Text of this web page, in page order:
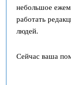
небольшое
работать
людей.
Сейчас ваша